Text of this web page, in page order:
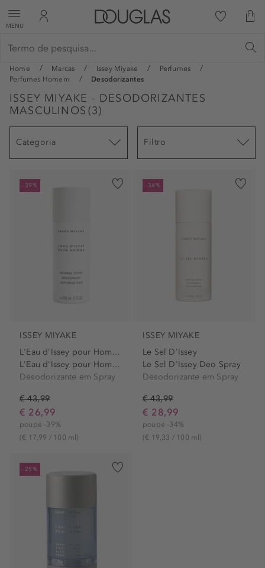
MENU
Home Marcas Issey Miyake
Perfumes
Perfumes Homem
Desodorizantes
ISSEY MIYAKE - DESODORIZANTES
MASCULINOS (3)
Categoria Filtro
-39%
ISSEY MIYAKE
L'Eau d'Issey pour Homme
L'Eau d'Issey pour Homme...
Desodorizante em Spray
€ 43,99
€ 26,99
poupe -39%
(€ 17,99 / 100 ml)
-34%
ISSEY MIYAKE
Le Sel D'Issey
Le Sel D'Issey Deo Spray
Desodorizante em Spray
€ 43,99
€ 28,99
poupe -34%
(€ 19,33 / 100 ml)
-25%